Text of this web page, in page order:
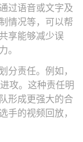
过语音或文字及
情况等，可以帮
享能够减少误
。
分责任。例如，
攻。这种责任明
形成更强大的合
手的视频回放，